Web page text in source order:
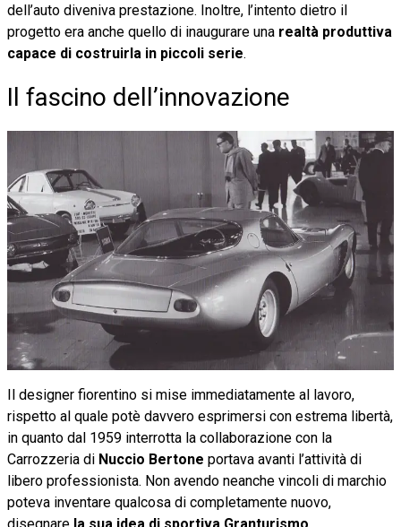
dell’auto diveniva prestazione. Inoltre, l’intento dietro il
progetto era anche quello di inaugurare una realtà produttiva
capace di costruirla in piccoli serie.
Il fascino dell’innovazione
Il designer fiorentino si mise immediatamente al lavoro,
rispetto al quale potè davvero esprimersi con estrema libertà,
in quanto dal 1959 interrotta la collaborazione con la
Carrozzeria di Nuccio Bertone portava avanti l’attività di
libero professionista. Non avendo neanche vincoli di marchio
poteva inventare qualcosa di completamente nuovo,
disegnare la sua idea di sportiva Granturismo